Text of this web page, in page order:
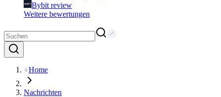
Bybit review
Weitere bewertungen
Home
Nachrichten